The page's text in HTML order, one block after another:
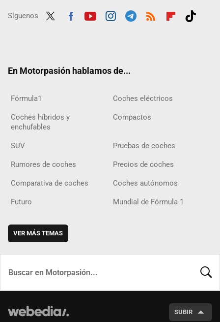
Síguenos
En Motorpasión hablamos de...
Fórmula1 Coches eléctricos
Coches híbridos y
enchufables
Compactos
SUV Pruebas de coches
Rumores de coches Precios de coches
Comparativa de coches Coches autónomos
Futuro Mundial de Fórmula 1
VER MÁS TEMAS
SUBIR